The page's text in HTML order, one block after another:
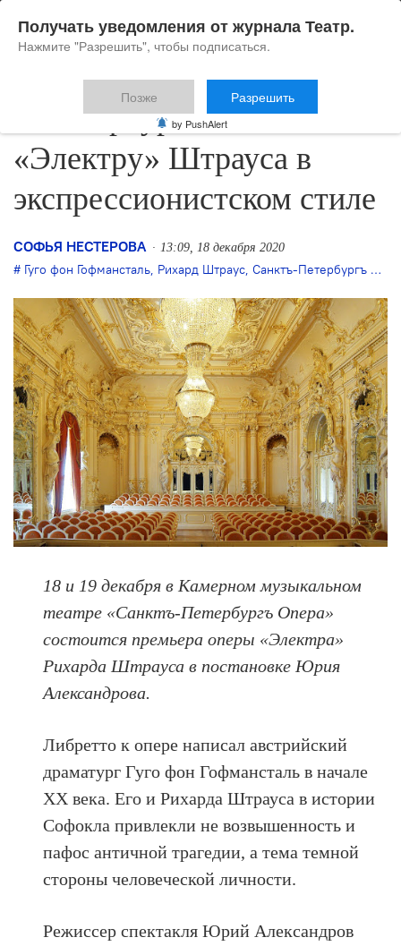
В Петербурге поставят
«Электру» Штрауса в
экспрессионистском стиле
СОФЬЯ НЕСТЕРОВА 13:09, 18 декабря 2020
Гуго фон Гофмансталь, Рихард Штраус, Санктъ-Петербургъ Опера
18 и 19 декабря в Камерном музыкальном
театре «Санктъ-Петербургъ Опера»
состоится премьера оперы «Электра»
Рихарда Штрауса в постановке Юрия
Александрова.
Либретто к опере написал австрийский
драматург Гуго фон Гофмансталь в начале
ХХ века. Его и Рихарда Штрауса в истории
Софокла привлекли не возвышенность и
пафос античной трагедии, а тема темной
стороны человеческой личности.
Режиссер спектакля Юрий Александров
Получать уведомления от журнала Театр.
Нажмите "Разрешить", чтобы подписаться.
Позже Разрешить
by PushAlert